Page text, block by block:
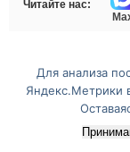
Читайте нас:
Перейти на
Для анализа
Яндекс.Метрики